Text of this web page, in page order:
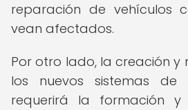
reparación de vehículos
vean afectados.
Por otro lado, la creación y
los nuevos sistemas de
requerirá la formación y